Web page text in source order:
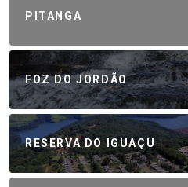
PITANGA
FOZ DO JORDÃO
RESERVA DO IGUAÇU